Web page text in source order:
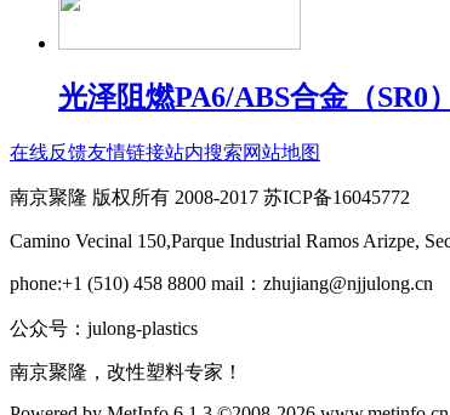
光泽阻燃PA6/ABS合金（SR0）
在线反馈友情链接站内搜索网站地图
南京聚隆 版权所有 2008-2017 苏ICP备16045772
Camino Vecinal 150,Parque Industrial Ramos Arizpe,
phone:+1 (510) 458 8800 mail：zhujiang@njjulong.cn
公众号：julong-plastics
南京聚隆，改性塑料专家！